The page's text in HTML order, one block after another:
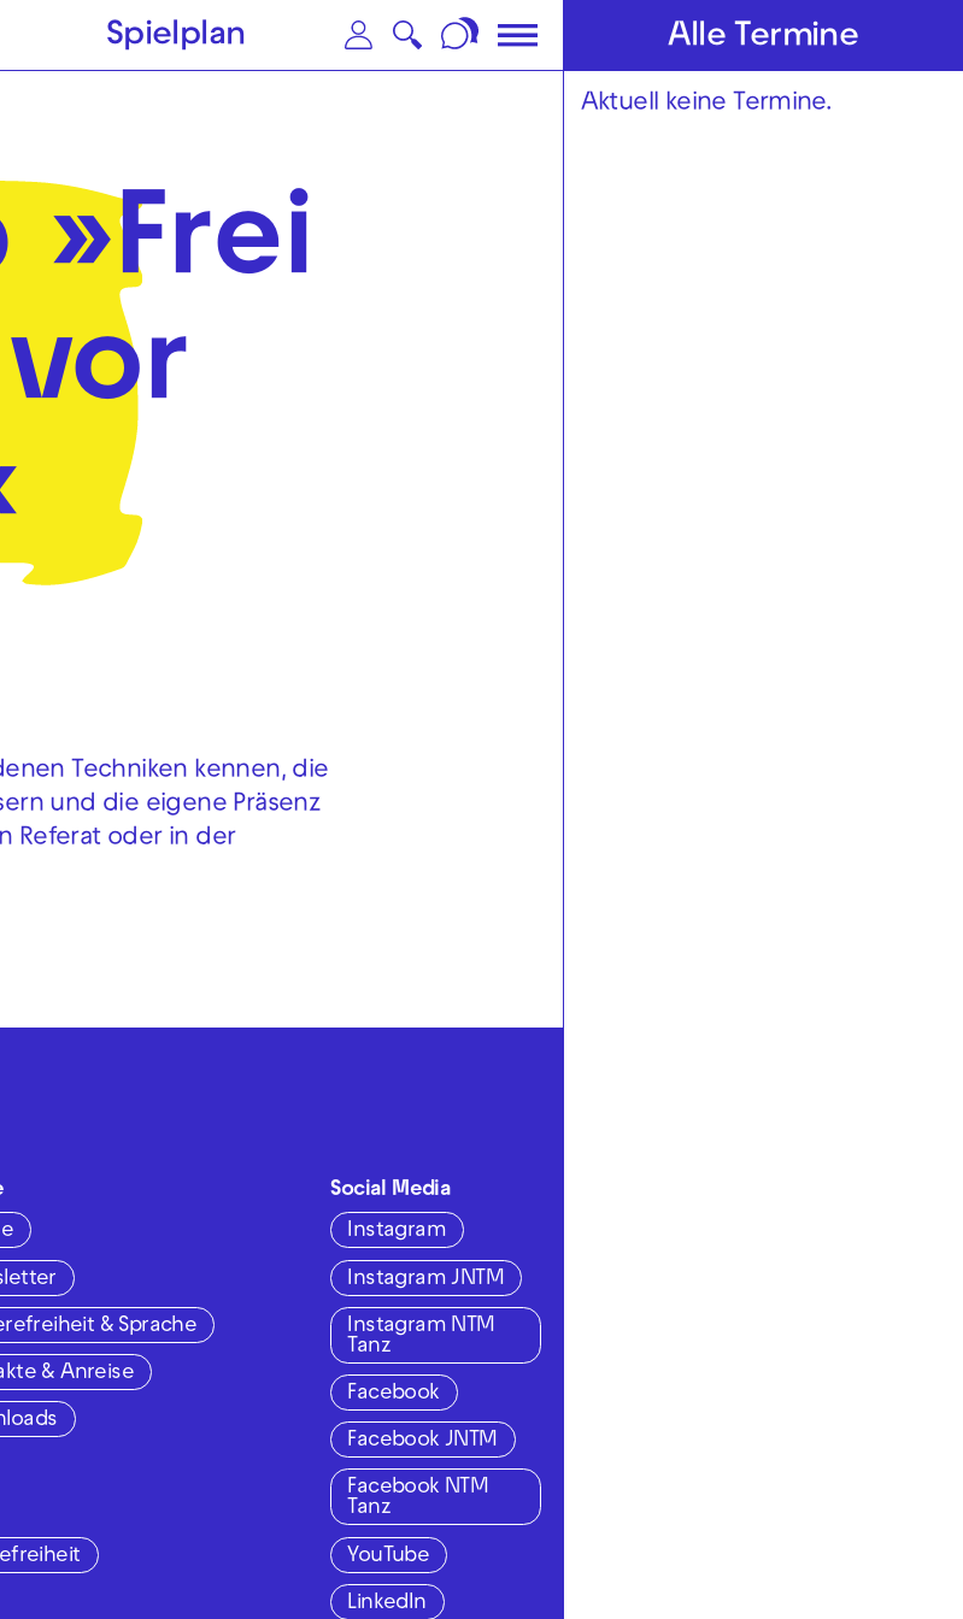
springen Zum Footer springen
Spielplan
»Frei
Techniken kennen, die
und die eigene Präsenz
Referat oder in der
Alle Termine
Aktuell keine Termine.
& Sprache
& Anreise
Social Media
Instagram
Instagram JNTM
Instagram NTM
Tanz
Facebook
Facebook JNTM
Facebook NTM
Tanz
YouTube
LinkedIn